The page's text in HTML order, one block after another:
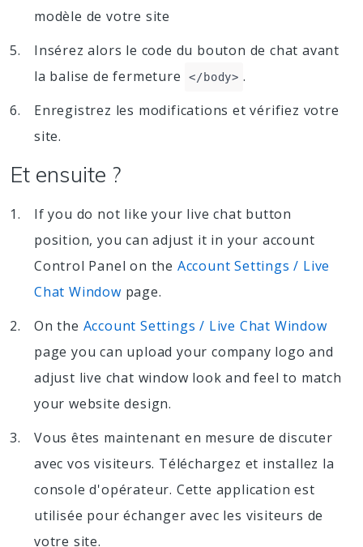
modèle de votre site
Insérez alors le code du bouton de chat avant
la balise de fermeture
</body> .
Enregistrez les modifications et vérifiez votre
site.
Et ensuite ?
If you do not like your live chat button
position, you can adjust it in your account
Control Panel on the Account Settings / Live
Chat Window page.
On the Account Settings / Live Chat Window
page you can upload your company logo and
adjust live chat window look and feel to match
your website design.
Vous êtes maintenant en mesure de discuter
avec vos visiteurs. Téléchargez et installez la
console d'opérateur. Cette application est
utilisée pour échanger avec les visiteurs de
votre site.